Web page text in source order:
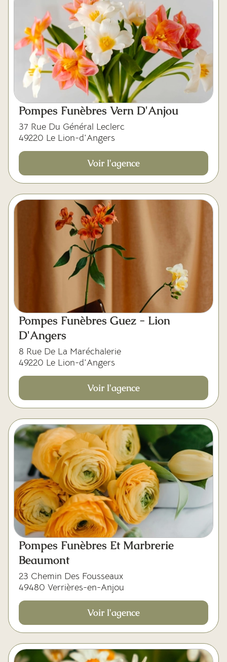
Pompes Funèbres Vern D'Anjou
37 Rue Du Général Leclerc
49220 Le Lion-d'Angers
Voir l'agence
Pompes Funèbres Guez - Lion
D'Angers
8 Rue De La Maréchalerie
49220 Le Lion-d'Angers
Voir l'agence
Pompes Funèbres Et Marbrerie
Beaumont
23 Chemin Des Fousseaux
49480 Verrières-en-Anjou
Voir l'agence